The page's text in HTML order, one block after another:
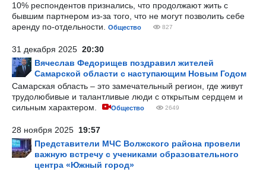
10% респондентов признались, что продолжают жить с
бывшим партнером из-за того, что не могут позволить себе
аренду по-отдельности.
Общество 827
31 декабря 2025 20:30
Вячеслав Федорищев поздравил жителей
Самарской области с наступающим Новым Годом
Самарская область – это замечательный регион, где живут
трудолюбивые и талантливые люди с открытым сердцем и
сильным характером.
Общество 2649
28 ноября 2025 19:57
Представители МЧС Волжского района провели
важную встречу с учениками образовательного
центра «Южный город»